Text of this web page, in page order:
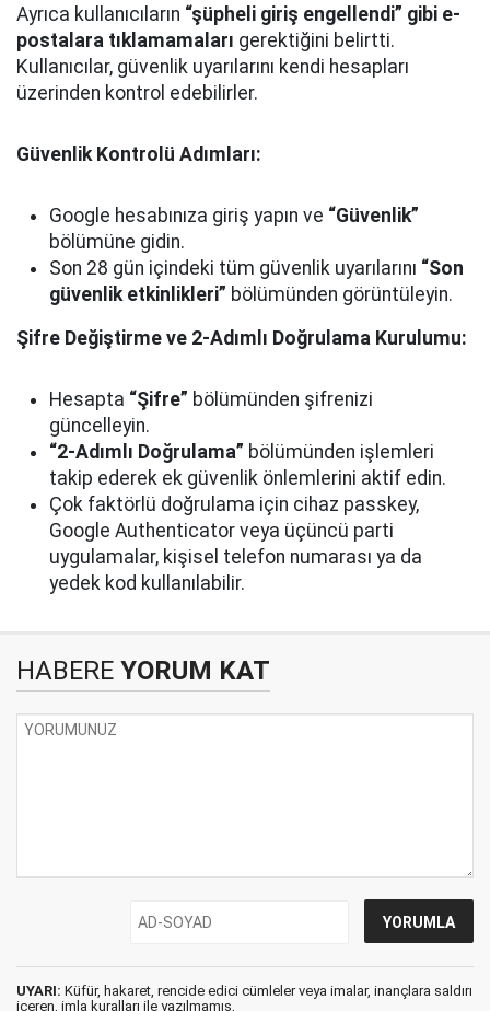
Ayrıca kullanıcıların “şüpheli giriş engellendi” gibi e-
postalara tıklamamaları gerektiğini belirtti.
Kullanıcılar, güvenlik uyarılarını kendi hesapları
üzerinden kontrol edebilirler.
Güvenlik Kontrolü Adımları:
Google hesabınıza giriş yapın ve “Güvenlik”
bölümüne gidin.
Son 28 gün içindeki tüm güvenlik uyarılarını “Son
güvenlik etkinlikleri” bölümünden görüntüleyin.
Şifre Değiştirme ve 2-Adımlı Doğrulama Kurulumu:
Hesapta “Şifre” bölümünden şifrenizi
güncelleyin.
“2-Adımlı Doğrulama” bölümünden işlemleri
takip ederek ek güvenlik önlemlerini aktif edin.
Çok faktörlü doğrulama için cihaz passkey,
Google Authenticator veya üçüncü parti
uygulamalar, kişisel telefon numarası ya da
yedek kod kullanılabilir.
HABERE YORUM KAT
UYARI: Küfür, hakaret, rencide edici cümleler veya imalar, inançlara saldırı
içeren, imla kuralları ile yazılmamış,